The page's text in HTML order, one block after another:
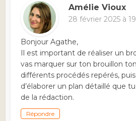
Amélie Vioux
28 février 2025 à
Bonjour Agathe,
Il est important de réaliser un
vas marquer sur ton brouillon
différents procédés repérés,
d’élaborer un plan détaillé que
de la rédaction.
Répondre